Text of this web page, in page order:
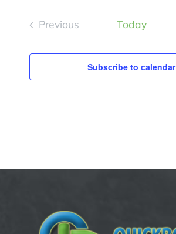
Previous
Today
Subscribe to calendar